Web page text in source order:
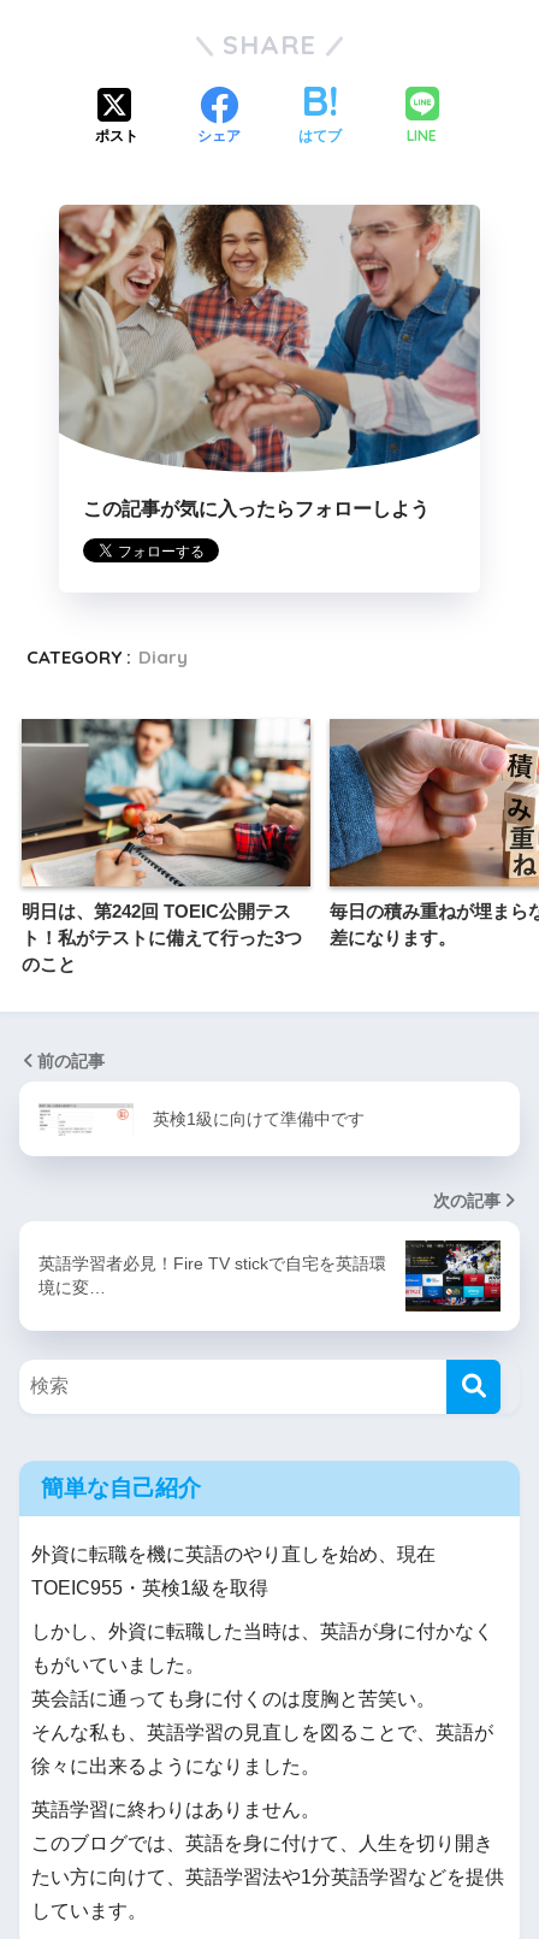
SHARE
ポスト シェア はてブ LINE
この記事が気に入ったらフォローしよう
CATEGORY : Diary
明日は、第242回 TOEIC公開テス
ト！私がテストに備えて行った3つ
のこと
毎日の積み重ねが埋まら
差になります。
前の記事
英検1級に向けて準備中です
次の記事
英語学習者必見！Fire TV stickで自宅を英語環
境に変…
簡単な自己紹介
外資に転職を機に英語のやり直しを始め、現在
TOEIC955・英検1級を取得
しかし、外資に転職した当時は、英語が身に付かなく
もがいていました。
英会話に通っても身に付くのは度胸と苦笑い。
そんな私も、英語学習の見直しを図ることで、英語が
徐々に出来るようになりました。
英語学習に終わりはありません。
このブログでは、英語を身に付けて、人生を切り開き
たい方に向けて、英語学習法や1分英語学習などを提供
しています。